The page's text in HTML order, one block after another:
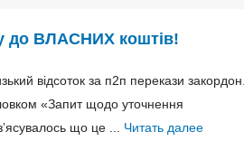
до ВЛАСНИХ коштів!
відсоток за п2п перекази закордон.
«Запит щодо уточнення
що це ... Читать далее